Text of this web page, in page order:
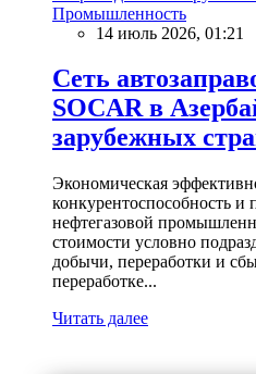
Промышленность
14 июль 2026, 01:21
Сеть
SOCAR в
зарубежных
Экономическая
конкурентоспособность и
нефтегазовой
стоимости условно
добычи, переработки и
переработке...
Читать далее